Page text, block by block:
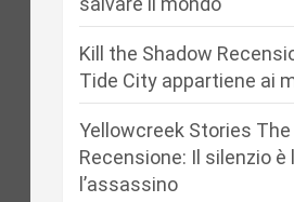
Kill the Shadow
Tide City appartiene ai
Yellowcreek Stories
Recensione: Il silenzio è
l’assassino